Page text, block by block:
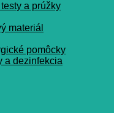
a prúžky
materiál
pomôcky
a dezinfekcia